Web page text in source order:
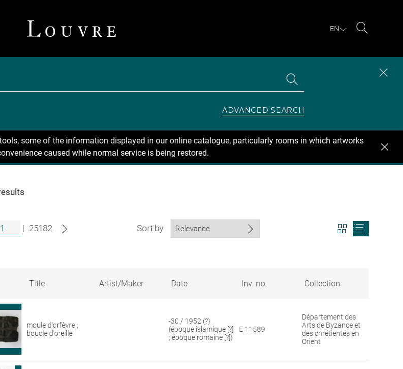
EN
ADVANCED SEARCH
some of the information displayed in our online catalogue, particularly rooms in which artworks
caused while normal service is being restored.
| 25182 Sort by
View
search
View
Title Artist/Maker Date Inv. no. Collection
moule d'orfèvre ;
boucle d'oreille
-30 / 1952 (?)
(époque islamique [?]
; époque romaine [?])
E 11589
Département des
Arts de Byzance et
des chrétientés en
Orient